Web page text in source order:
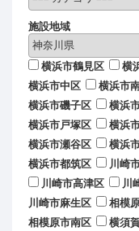
施設地域
横浜市鶴見区 横
横浜市中区
横浜市
横浜市磯子区
横浜
横浜市戸塚区
横浜
横浜市瀬谷区
横浜
横浜市都筑区
川崎
川崎市高津区
川
川崎市麻生区
相模
相模原市南区
横須